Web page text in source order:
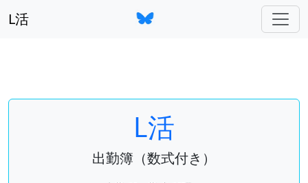
L活
L活
出勤簿（数式付き）